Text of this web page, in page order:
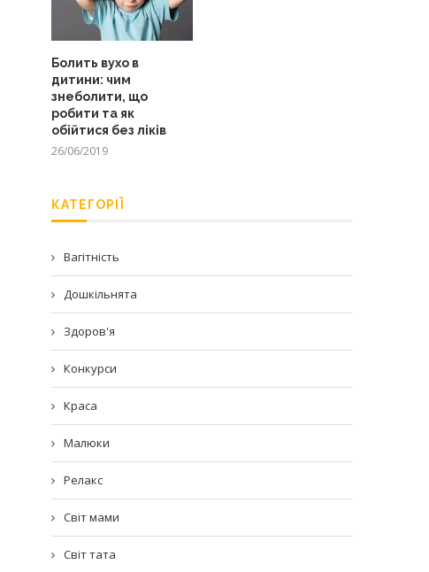
Болить вухо в
дитини: чим
знеболити, що
робити та як
обійтися без ліків
26/06/2019
КАТЕГОРІЇ
Вагітність
Дошкільнята
Здоров'я
Конкурси
Краса
Малюки
Релакс
Світ мами
Світ тата